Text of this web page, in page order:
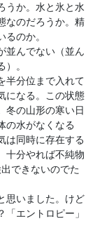
うか。水と氷と水
なのだろうか。精
のか。
並んでない（並ん
。
半分位まで入れて
になる。この状態
冬の山形の寒い日
の水がなくなる
は同時に存在する
十分やれば不純物
できないのでた
思いました。けど
エントロピー」